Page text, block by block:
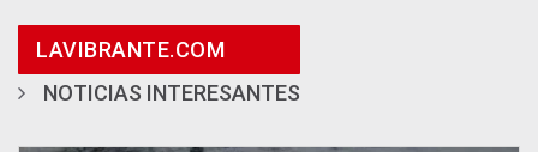
LAVIBRANTE.COM
NOTICIAS INTERESANTES